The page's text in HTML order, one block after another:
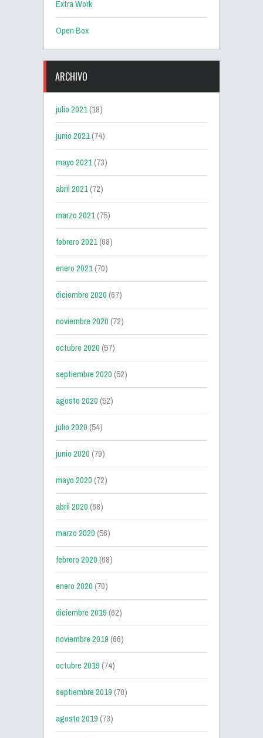
Extra Work
Open Box
ARCHIVO
julio 2021(18)
junio 2021(74)
mayo 2021(73)
abril 2021(72)
marzo 2021(75)
febrero 2021(68)
enero 2021(70)
diciembre 2020(67)
noviembre 2020(72)
octubre 2020(57)
septiembre 2020(52)
agosto 2020(52)
julio 2020(54)
junio 2020(79)
mayo 2020(72)
abril 2020(68)
marzo 2020(56)
febrero 2020(68)
enero 2020(70)
diciembre 2019(62)
noviembre 2019(66)
octubre 2019(74)
septiembre 2019(70)
agosto 2019(73)